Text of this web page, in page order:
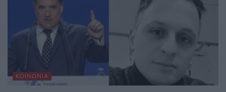
ΚΟΙΝΩΝΊΑ